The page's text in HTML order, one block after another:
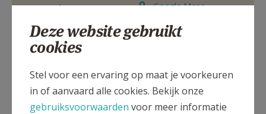
Munteplein
Google Maps
Munteplein, 9820 Munte
Deze website gebruikt
cookies
Stel voor een ervaring op maat je voorkeuren
in of aanvaard alle cookies. Bekijk onze
gebruiksvoorwaarden voor meer informatie